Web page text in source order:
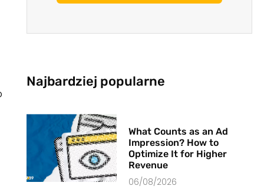
Najbardziej popularne
What Counts as an Ad
Impression? How to
Optimize It for Higher
Revenue
06/08/2026